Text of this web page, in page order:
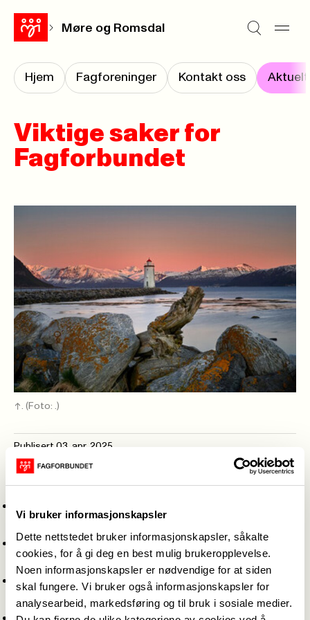
Vi bruker informasjonskapsler
Dette nettstedet bruker informasjonskapsler, såkalte
cookies, for å gi deg en best mulig brukeropplevelse.
Noen informasjonskapsler er nødvendige for at siden
skal fungere. Vi bruker også informasjonskapsler for
analysearbeid, markedsføring og til bruk i sosiale medier.
Møre og Romsdal
Hjem Fagforeninger Kontakt oss Aktuelt
Viktige saker for
Fagforbundet
. (Foto: .)
Publisert 03. apr. 2025
Sist oppdatert: 23. mai 2025
Fagforbundet ønsker:
Hele og faste stillinger framfor deltid og
midlertidige stillinger
Tennhelsetjenesten skal fortsatt være rimelig
for de unge